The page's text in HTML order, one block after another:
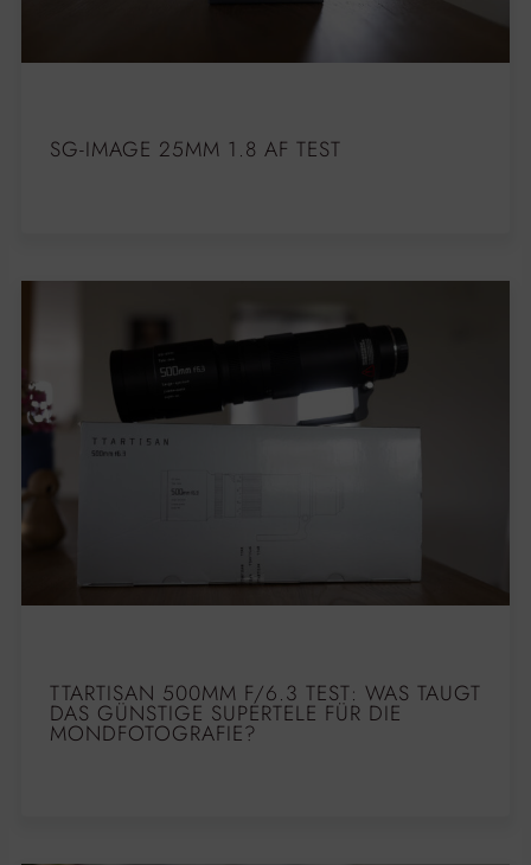
SG-IMAGE 25MM 1.8 AF TEST
TTARTISAN 500MM F/6.3 TEST: WAS TAUGT
DAS GÜNSTIGE SUPERTELE FÜR DIE
MONDFOTOGRAFIE?